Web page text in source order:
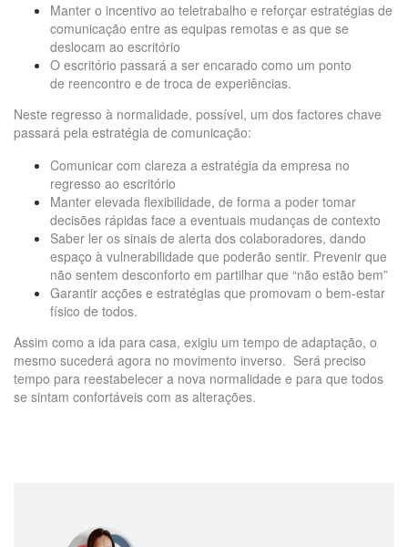
Manter o incentivo ao teletrabalho e reforçar estratégias de
comunicação entre as equipas remotas e as que se
deslocam ao escritório
O escritório passará a ser encarado como um ponto
de reencontro e de troca de experiências.
Neste regresso à normalidade, possível, um dos factores chave
passará pela estratégia de comunicação:
Comunicar com clareza a estratégia da empresa no
regresso ao escritório
Manter elevada flexibilidade, de forma a poder tomar
decisões rápidas face a eventuais mudanças de contexto
Saber ler os sinais de alerta dos colaboradores, dando
espaço à vulnerabilidade que poderão sentir. Prevenir que
não sentem desconforto em partilhar que “não estão bem”
Garantir acções e estratégias que promovam o bem-estar
físico de todos.
Assim como a ida para casa, exigiu um tempo de adaptação, o
mesmo sucederá agora no movimento inverso. Será preciso
tempo para reestabelecer a nova normalidade e para que todos
se sintam confortáveis com as alterações.